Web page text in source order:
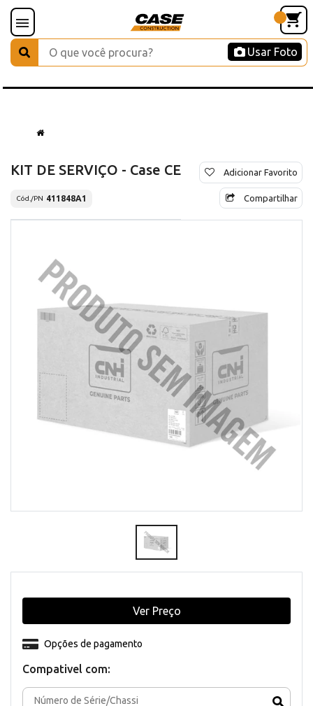
Usar Foto
KIT DE SERVIÇO - Case CE
Cód./PN 411848A1
Adicionar Favorito
Compartilhar
Compativel com:
Opções de pagamento
Ver Preço